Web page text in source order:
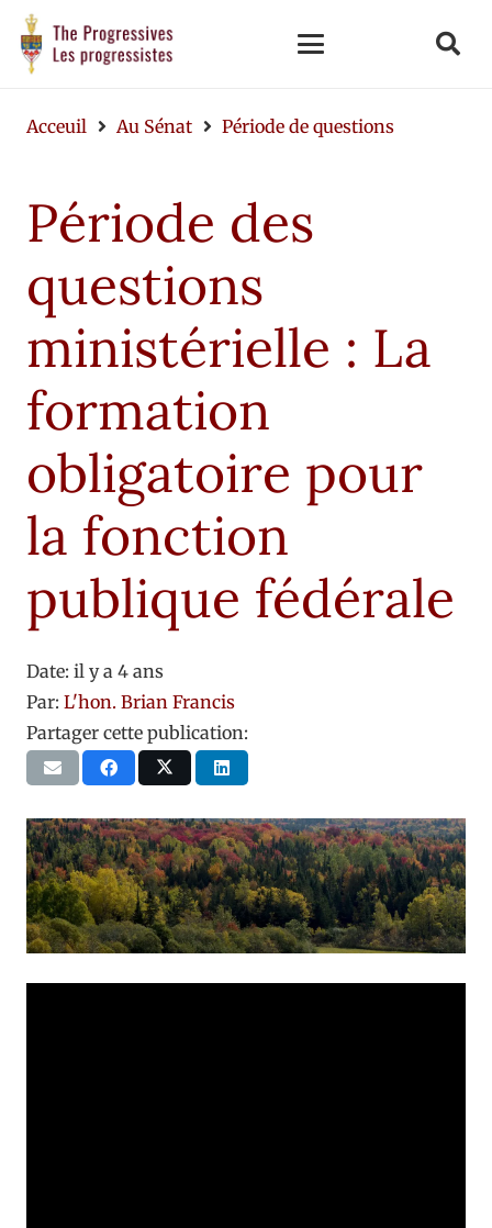
Acceuil Au Sénat Période de questions
Période des
questions
ministérielle : La
formation
obligatoire pour
la fonction
publique fédérale
Date: il y a 4 ans
Par: L'hon. Brian Francis
Partager cette publication: